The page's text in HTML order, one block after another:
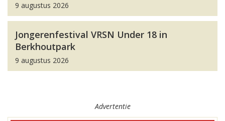
9 augustus 2026
Jongerenfestival VRSN Under 18 in
Berkhoutpark
9 augustus 2026
Advertentie